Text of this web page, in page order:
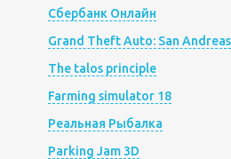
Сбербанк Онлайн
Grand Theft Auto: San Andreas
The talos principle
Farming simulator 18
Реальная Рыбалка
Parking Jam 3D